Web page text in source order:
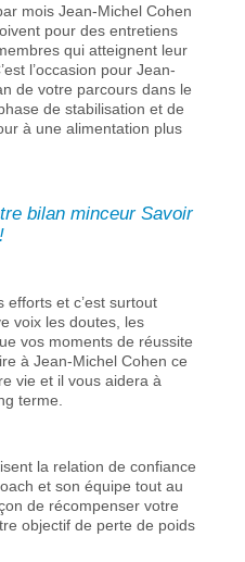
mois Jean-Michel Cohen
pour des entretiens
qui atteignent leur
l’occasion pour Jean-
de votre parcours dans le
de stabilisation et de
à une alimentation plus
bilan minceur Savoir
efforts et c’est surtout
voix les doutes, les
vos moments de réussite
à Jean-Michel Cohen ce
vie et il vous aidera à
terme.
la relation de confiance
et son équipe tout au
de récompenser votre
objectif de perte de poids